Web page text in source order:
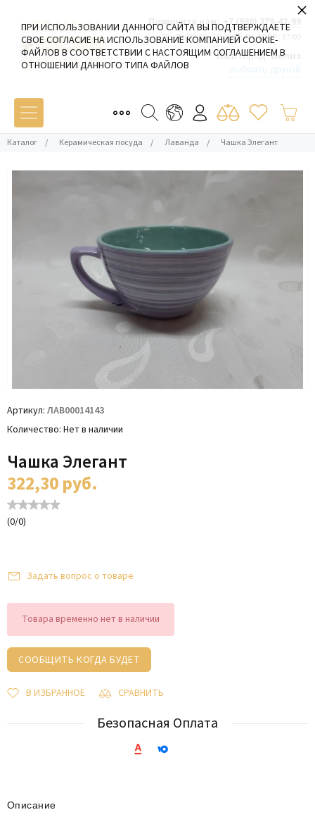
Позвоните нам: +7 (980) 379-42-99
Пн-Пт: 09:00 - 19:00 Сб-Вс: 10:00 - 17:00
Ваш город:Белиз
Каталог / Керамическая посуда / Лаванда / Чашка Элегант
Артикул ЛАВ00014143
Количество Нет в наличии
Чашка Элегант
322,30руб.
(0/0)
Задать вопрос о товаре
Товара временно нет в наличии
СООБЩИТЬ КОГДА БУДЕТ
В ИЗБРАННОЕ СРАВНИТЬ
Безопасная Оплата
Описание
ПРИ ИСПОЛЬЗОВАНИИ ДАННОГО САЙТА ВЫ ПОДТВЕРЖДАЕТЕ
СВОЕ СОГЛАСИЕ НА ИСПОЛЬЗОВАНИЕ КОМПАНИЕЙ COOKIE-
ФАЙЛОВ В СООТВЕТСТВИИ С НАСТОЯЩИМ СОГЛАШЕНИЕМ В
ОТНОШЕНИИ ДАННОГО ТИПА ФАЙЛОВ
×